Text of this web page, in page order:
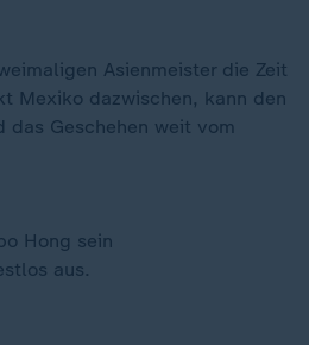
Asienmeister die Zeit
Mexiko dazwischen, kann den
das Geschehen weit vom
Hong sein
aus.